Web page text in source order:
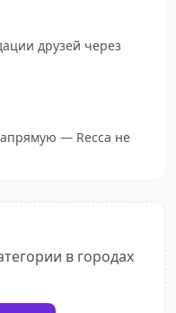
друзей через
— Recca не
в городах